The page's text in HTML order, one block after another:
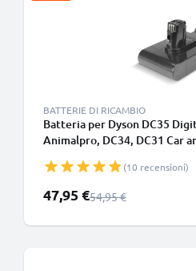
BATTERIE DI RICAMBIO
Batteria per Dyson DC35
Animalpro, DC34, DC31 Car
incastro - di CELLONIC(10 recensioni)
Prezzo speciale
47,95 €Prezzo normale
54,95 €